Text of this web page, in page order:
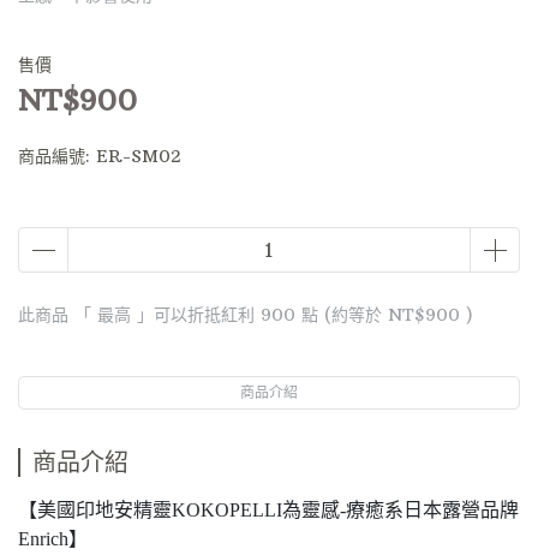
售價
NT$900
商品編號: ER-SM02
此商品 「 最高 」可以折抵紅利 900 點 (約等於 NT$900 )
商品介紹
商品介紹
【美國印地安精靈KOKOPELLI為靈感-療癒系日本露營品牌
Enrich】